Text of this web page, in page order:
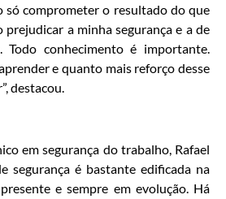
só comprometer o resultado do que
a minha segurança e a de
conhecimento é importante.
e quanto mais reforço desse
destacou.
em segurança do trabalho, Rafael
segurança é bastante edificada na
e sempre em evolução. Há